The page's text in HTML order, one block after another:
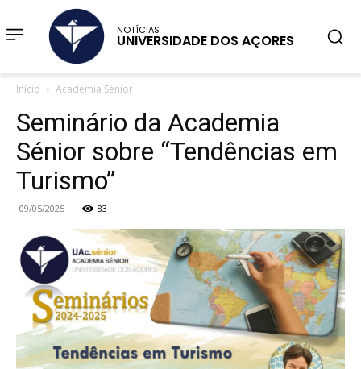
NOTÍCIAS
UNIVERSIDADE DOS AÇORES
Início Academia Sénior
Seminário da Academia
Sénior sobre “Tendências em
Turismo”
09/05/2025 83